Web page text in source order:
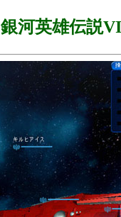
銀河英雄伝説